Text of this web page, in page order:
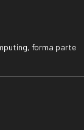
forma parte